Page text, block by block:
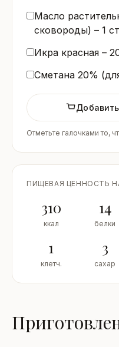
Масло
сковороды) – 1
Икра красная –
Сметана 20%
Отметьте галочками то,
ПИЩЕВАЯ ЦЕННОСТЬ
310
ккал
14
белки
1
клетч.
3
сахар